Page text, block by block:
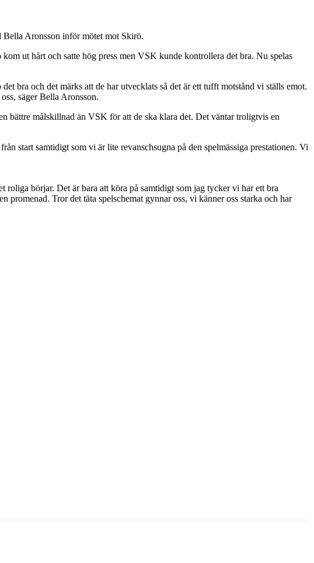
Bella Aronsson inför mötet mot Skirö.
ut hårt och satte hög press men VSK kunde kontrollera det bra. Nu spelas
bra och det märks att de har utvecklats så det är ett tufft motstånd vi ställs emot.
säger Bella Aronsson.
bättre målskillnad än VSK för att de ska klara det. Det väntar troligtvis en
start samtidigt som vi är lite revanschsugna på den spelmässiga prestationen. Vi
börjar. Det är bara att köra på samtidigt som jag tycker vi har ett bra
Tror det täta spelschemat gynnar oss, vi känner oss starka och har